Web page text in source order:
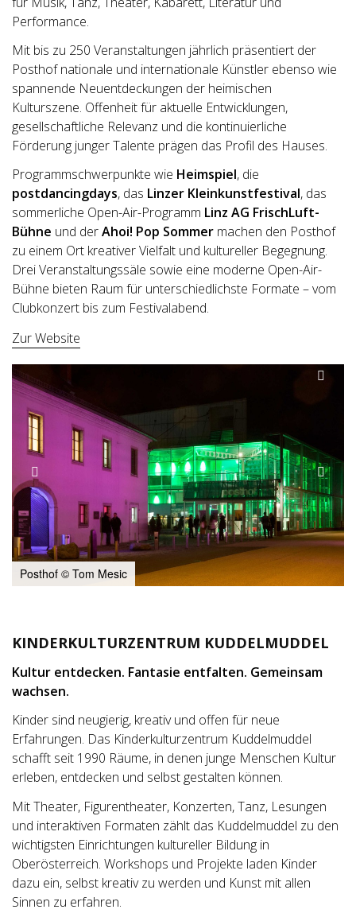
Performance.
Mit bis zu 250 Veranstaltungen jährlich präsentiert der
Posthof nationale und internationale Künstler ebenso wie
spannende Neuentdeckungen der heimischen
Kulturszene. Offenheit für aktuelle Entwicklungen,
gesellschaftliche Relevanz und die kontinuierliche
Förderung junger Talente prägen das Profil des Hauses.
Programmschwerpunkte wie Heimspiel, die
postdancingdays, das Linzer Kleinkunstfestival, das
sommerliche Open-Air-Programm Linz AG FrischLuft-
Bühne und derAhoi! Pop Sommer machen den Posthof
zu einem Ort kreativer Vielfalt und kultureller Begegnung.
Drei Veranstaltungssäle sowie eine moderne Open-Air-
Bühne bieten Raum für unterschiedlichste Formate – vom
Clubkonzert bis zum Festivalabend.
Zur Website
Posthof © Tom Mesic
KINDERKULTURZENTRUM KUDDELMUDDEL
Kultur entdecken. Fantasie entfalten. Gemeinsam
wachsen.
Kinder sind neugierig, kreativ und offen für neue
Erfahrungen. Das Kinderkulturzentrum Kuddelmuddel
schafft seit 1990 Räume, in denen junge Menschen Kultur
erleben, entdecken und selbst gestalten können.
Mit Theater, Figurentheater, Konzerten, Tanz, Lesungen
und interaktiven Formaten zählt das Kuddelmuddel zu den
wichtigsten Einrichtungen kultureller Bildung in
Oberösterreich. Workshops und Projekte laden Kinder
dazu ein, selbst kreativ zu werden und Kunst mit allen
Sinnen zu erfahren.